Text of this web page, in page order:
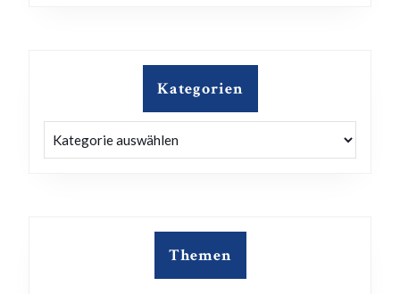
Kategorien
Themen